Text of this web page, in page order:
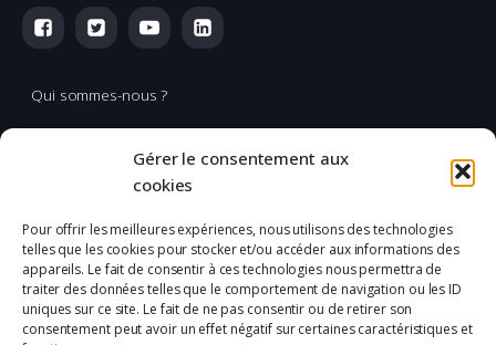
Gérer le consentement aux
cookies
Pour offrir les meilleures expériences, nous utilisons des technologies
telles que les cookies pour stocker et/ou accéder aux informations des
appareils. Le fait de consentir à ces technologies nous permettra de
traiter des données telles que le comportement de navigation ou les ID
uniques sur ce site. Le fait de ne pas consentir ou de retirer son
consentement peut avoir un effet négatif sur certaines caractéristiques et
Qui sommes-nous ?
Multimédia
Réalisation & production vidéo
L'Incubation
Mentions légales